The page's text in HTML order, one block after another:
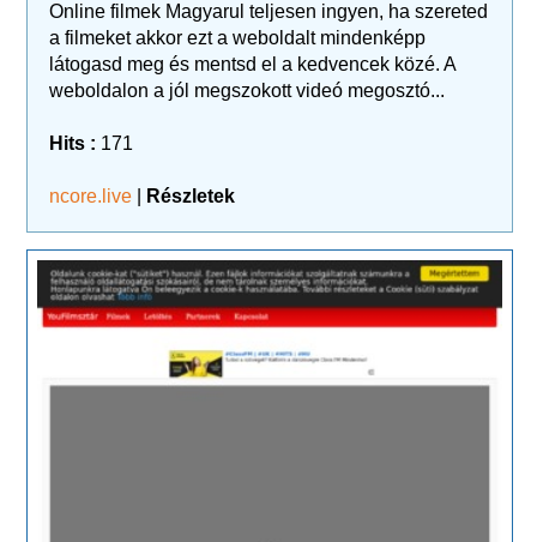
Online filmek Magyarul teljesen ingyen, ha szereted
a filmeket akkor ezt a weboldalt mindenképp
látogasd meg és mentsd el a kedvencek közé. A
weboldalon a jól megszokott videó megosztó...
Hits : 171
ncore.live Részletek